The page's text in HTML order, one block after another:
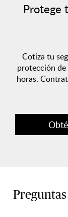
Protege
Cotiza tu
protección de
horas.